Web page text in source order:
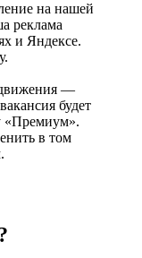
на нашей
реклама
и Яндексе.
—
будет
«Премиум».
в том